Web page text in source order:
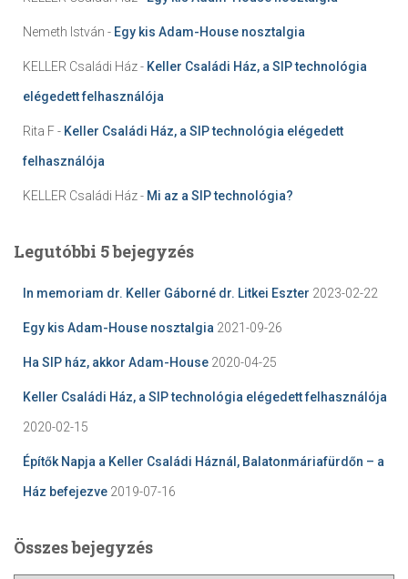
Nemeth István - Egy kis Adam-House nosztalgia
KELLER Családi Ház- Keller Családi Ház, a SIP technológia
elégedett felhasználója
Rita F- Keller Családi Ház, a SIP technológia elégedett
felhasználója
KELLER Családi Ház- Mi az a SIP technológia?
Legutóbbi 5 bejegyzés
In memoriam dr. Keller Gáborné dr. Litkei Eszter 2023-02-22
Egy kis Adam-House nosztalgia 2021-09-26
Ha SIP ház, akkor Adam-House 2020-04-25
Keller Családi Ház, a SIP technológia elégedett felhasználója
2020-02-15
Építők Napja a Keller Családi Háznál, Balatonmáriafürdőn – a
Ház befejezve 2019-07-16
Összes bejegyzés